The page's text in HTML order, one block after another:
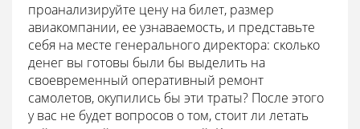
проанализируйте цену на билет, размер
авиакомпании, ее узнаваемость, и представьте
себя на месте генерального директора: сколько
денег вы готовы были бы выделить на
своевременный оперативный ремонт
самолетов, окупились бы эти траты? После этого
у вас не будет вопросов о том, стоит ли летать